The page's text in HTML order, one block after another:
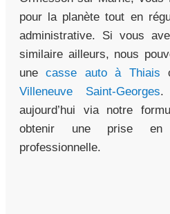
pour la planète tout en
administrative. Si vous
similaire ailleurs, nous
unecasse auto à Thiais
Villeneuve Saint-Georges.
aujourd’hui via notre
obtenir une prise
professionnelle.